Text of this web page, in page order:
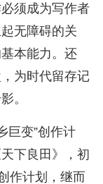
须成为写作者
无障碍的关
本能力。还
为时代留存记
。
巨变”创作计
下良田》，初
作计划，继而